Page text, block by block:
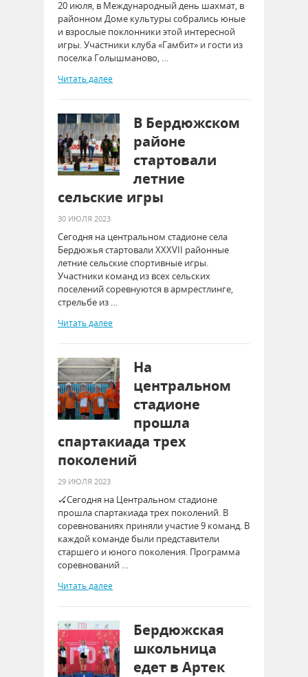
20 июля, в Международный день шахмат, в
районном Доме культуры собрались юные
и взрослые поклонники этой интересной
игры. Участники клуба «Гамбит» и гости из
поселка Голышманово, …
Читать далее
В Бердюжском
районе
стартовали
летние
сельские игры
30 ИЮЛЯ 2023
Сегодня на центральном стадионе села
Бердюжья стартовали XXXVII районные
летние сельские спортивные игры.
Участники команд из всех сельских
поселений соревнуются в армрестлинге,
стрельбе из …
Читать далее
На
центральном
стадионе
прошла
спартакиада трех
поколений
29 ИЮЛЯ 2023
🏑Сегодня на Центральном стадионе
прошла спартакиада трех поколений. В
соревнованиях приняли участие 9 команд. В
каждой команде были представители
старшего и юного поколения. Программа
соревнований …
Читать далее
Бердюжская
школьница
едет в Артек